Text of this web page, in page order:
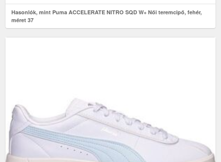
Hasonlók, mint Puma ACCELERATE NITRO SQD W+ Női teremcipő, fehér,
méret 37